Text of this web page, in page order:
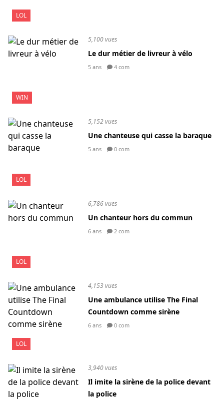
LOL
WIN
5,100 vues
Le dur métier de livreur à vélo
5 ans 4 com
LOL
5,152 vues
Une chanteuse qui casse la baraque
5 ans 0 com
LOL
6,786 vues
Un chanteur hors du commun
6 ans 2 com
LOL
4,153 vues
Une ambulance utilise The Final
Countdown comme sirène
6 ans 0 com
3,940 vues
Il imite la sirène de la police devant
la police